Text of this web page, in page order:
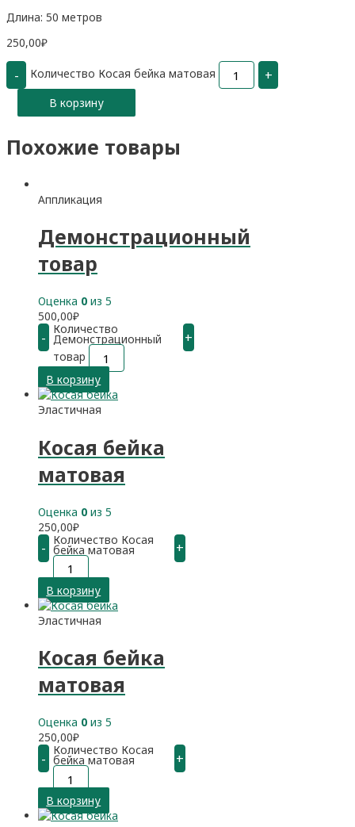
Длина: 50 метров
250,00₽
- Количество Косая бейка матовая +
В корзину
Похожие товары
Аппликация
Демонстрационный
товар
Оценка 0 из 5
500,00₽
- Количество
Демонстрационный
товар
+
В корзину
Эластичная
Косая бейка
матовая
Оценка 0 из 5
250,00₽
- Количество Косая
бейка матовая +
В корзину
Эластичная
Косая бейка
матовая
Оценка 0 из 5
250,00₽
- Количество Косая
бейка матовая +
В корзину